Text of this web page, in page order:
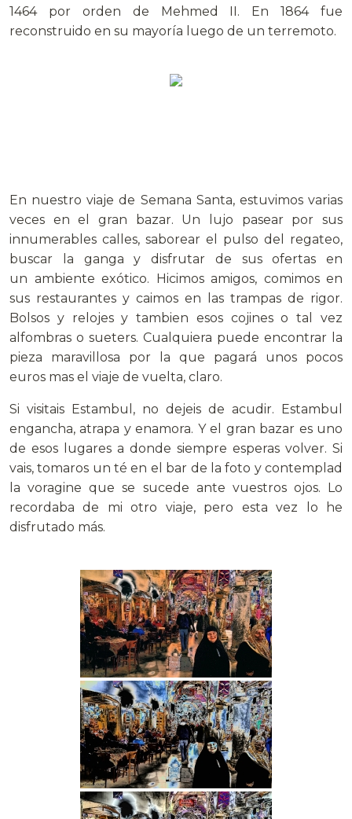
1464 por orden de Mehmed II. En 1864 fue
reconstruido en su mayoría luego de un terremoto.
En nuestro viaje de Semana Santa, estuvimos varias
veces en el gran bazar. Un lujo pasear por sus
innumerables calles, saborear el pulso del regateo,
buscar la ganga y disfrutar de sus ofertas en
un ambiente exótico. Hicimos amigos, comimos en
sus restaurantes y caimos en las trampas de rigor.
Bolsos y relojes y tambien esos cojines o tal vez
alfombras o sueters. Cualquiera puede encontrar la
pieza maravillosa por la que pagará unos pocos
euros mas el viaje de vuelta, claro.
Si visitais Estambul, no dejeis de acudir. Estambul
engancha, atrapa y enamora. Y el gran bazar es uno
de esos lugares a donde siempre esperas volver. Si
vais, tomaros un té en el bar de la foto y contemplad
la voragine que se sucede ante vuestros ojos. Lo
recordaba de mi otro viaje, pero esta vez lo he
disfrutado más.